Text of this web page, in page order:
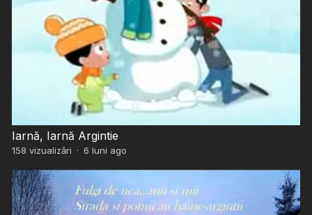
Iarnă, Iarnă Argintie
158 vizualizări · 6 luni ago